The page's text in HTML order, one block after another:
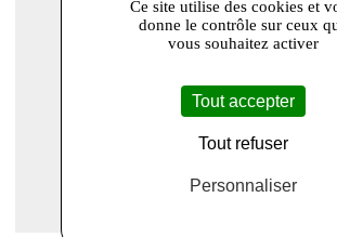
Ce site utilise des cookies et
donne le contrôle sur ceux
vous souhaitez activer
Tout accepter
Tout refuser
Personnaliser